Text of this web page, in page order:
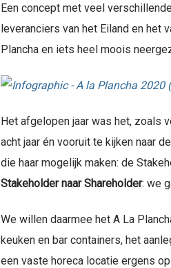
Een concept met veel
leveranciers van het Eiland en het
Plancha en iets heel moois
Het afgelopen jaar was het, zoals
acht jaar én vooruit te kijken naar
die haar mogelijk maken: de
Stakeholder naar Shareholder: we
We willen daarmee het A La
keuken en bar containers, het
een vaste horeca locatie ergens